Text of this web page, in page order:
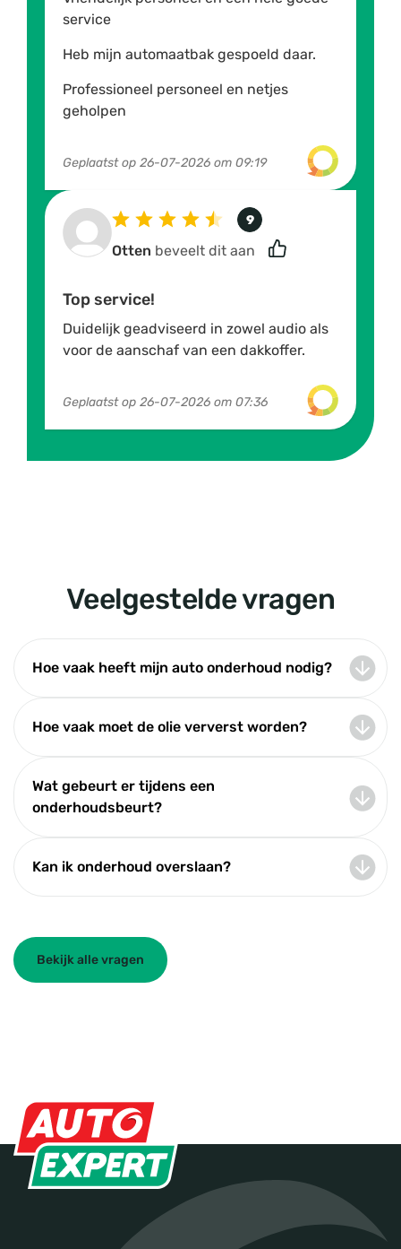
service
Heb mijn automaatbak gespoeld daar.
Professioneel personeel en netjes
geholpen
Geplaatst op 26-07-2026 om 09:19
9
Otten beveelt dit aan
Top service!
Duidelijk geadviseerd in zowel audio als
voor de aanschaf van een dakkoffer.
Geplaatst op 26-07-2026 om 07:36
Veelgestelde vragen
Hoe vaak heeft mijn auto onderhoud nodig?
Hoe vaak moet de olie ververst worden?
Wat gebeurt er tijdens een
onderhoudsbeurt?
Kan ik onderhoud overslaan?
Bekijk alle vragen